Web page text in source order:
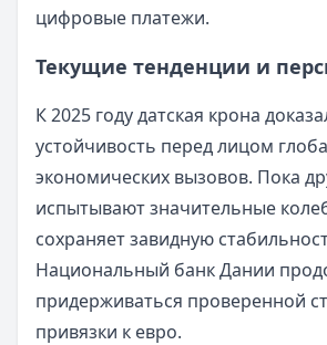
цифровые платежи.
Текущие тенденции и
К 2025 году датская крона
устойчивость перед лицом
экономических вызовов. Пока
испытывают значительные
сохраняет завидную
Национальный банк Дании
придерживаться проверенной
привязки к евро.